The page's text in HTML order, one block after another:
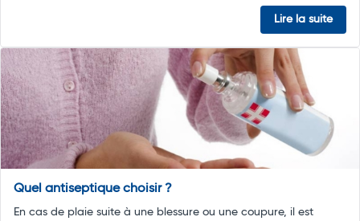
Lire la suite
Quel antiseptique choisir ?
En cas de plaie suite à une blessure ou une coupure, il est